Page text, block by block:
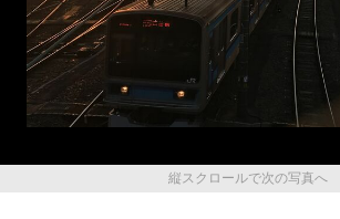
縦スクロールで次の写真へ